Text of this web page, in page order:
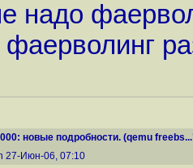
надо
фаерволинг
новые подробности. (qemu
27-Июн-06, 07:10